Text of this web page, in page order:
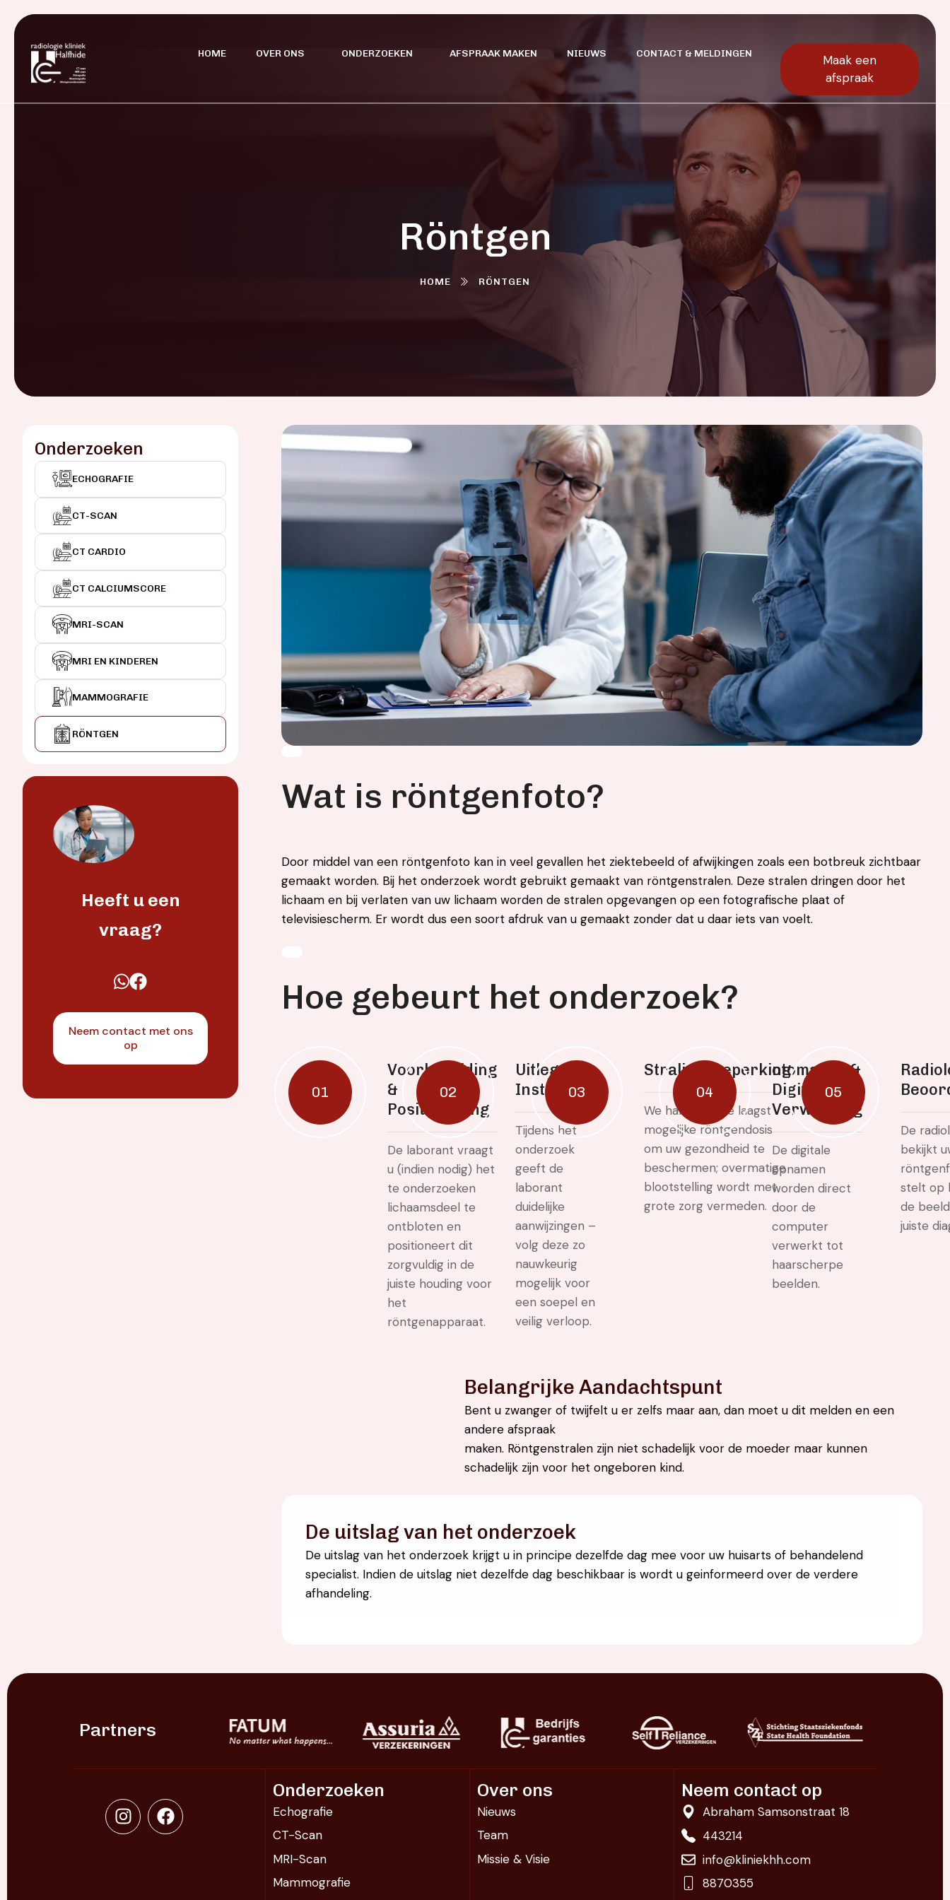
HOME OVER ONS ONDERZOEKEN AFSPRAAK MAKEN NIEUWS CONTACT & MELDINGEN
Maak een
afspraak
Röntgen
HOME RÖNTGEN
Onderzoeken
ECHOGRAFIE
CT-SCAN
CT CARDIO
CT CALCIUMSCORE
MRI-SCAN
MRI EN KINDEREN
MAMMOGRAFIE
RÖNTGEN
Heeft u een
vraag?
Neem contact met ons
op
Wat is röntgenfoto?
Door middel van een röntgenfoto kan in veel gevallen het ziektebeeld of afwijkingen zoals een botbreuk zichtbaar
gemaakt worden. Bij het onderzoek wordt gebruikt gemaakt van röntgenstralen. Deze stralen dringen door het
lichaam en bij verlaten van uw lichaam worden de stralen opgevangen op een fotografische plaat of
televisiescherm. Er wordt dus een soort afdruk van u gemaakt zonder dat u daar iets van voelt.
Hoe gebeurt het onderzoek?
01
Voorbereiding
&
Positionering
De laborant vraagt
u (indien nodig) het
te onderzoeken
lichaamsdeel te
ontbloten en
positioneert dit
zorgvuldig in de
juiste houding voor
het
röntgenapparaat.
02
Uitleg &
Instructies
Tijdens het
onderzoek
geeft de
laborant
duidelijke
aanwijzingen –
volg deze zo
nauwkeurig
mogelijk voor
een soepel en
veilig verloop.
03
Stralingsbeperking
We hanteren de laagst
mogelijke röntgendosis
om uw gezondheid te
beschermen; overmatige
blootstelling wordt met
grote zorg vermeden.
04
otomaken &
Digitale
Verwerking
De digitale
opnamen
worden direct
door de
computer
verwerkt tot
haarscherpe
beelden.
05
De
bekijkt
stelt op
de
juiste
Belangrijke Aandachtspunt
Bent u zwanger of twijfelt u er zelfs maar aan, dan moet u dit melden en een
andere afspraak
maken. Röntgenstralen zijn niet schadelijk voor de moeder maar kunnen
schadelijk zijn voor het ongeboren kind.
De uitslag van het onderzoek
De uitslag van het onderzoek krijgt u in principe dezelfde dag mee voor uw huisarts of behandelend
specialist. Indien de uitslag niet dezelfde dag beschikbaar is wordt u geinformeerd over de verdere
afhandeling.
Partners
Onderzoeken
Echografie
CT-Scan
MRI-Scan
Mammografie
Over ons
Nieuws
Team
Missie & Visie
Neem contact op
Abraham Samsonstraat 18
443214
info@kliniekhh.com
8870355